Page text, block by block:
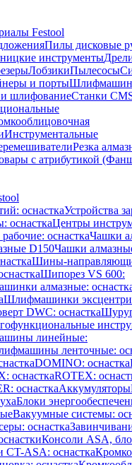
Festool
Пилы дисковые
инструменты
ЛобзикиПылесосы
и порты
и шлифованиеСтанки
Инструментальные
Резка
с атрибутикой
оснасткаУстройства
оснасткаЦентры
оснасткаЧашки
D150Чашки
Шины-
Шипорез VS 600:
алмазные:
Шлифмашинки
DWC: оснастка
линейные:
ленточные:
DOMINO: оснастка
оснасткаROTEX:
оснасткаАккумуляторы
Блоки
Вакуумные системы:
оснастка
Консоли ASA,
CT-ASA: оснастка